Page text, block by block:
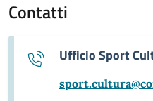
Contatti
Ufficio Sport